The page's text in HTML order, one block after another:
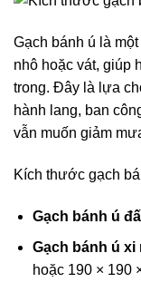
Gạch bánh ú là một
nhô hoặc vát, giúp
trong. Đây là lựa
hành lang, ban
vẫn muốn giảm
Kích thước gạch
Gạch bánh ú
Gạch bánh ú xi
hoặc 190 × 190